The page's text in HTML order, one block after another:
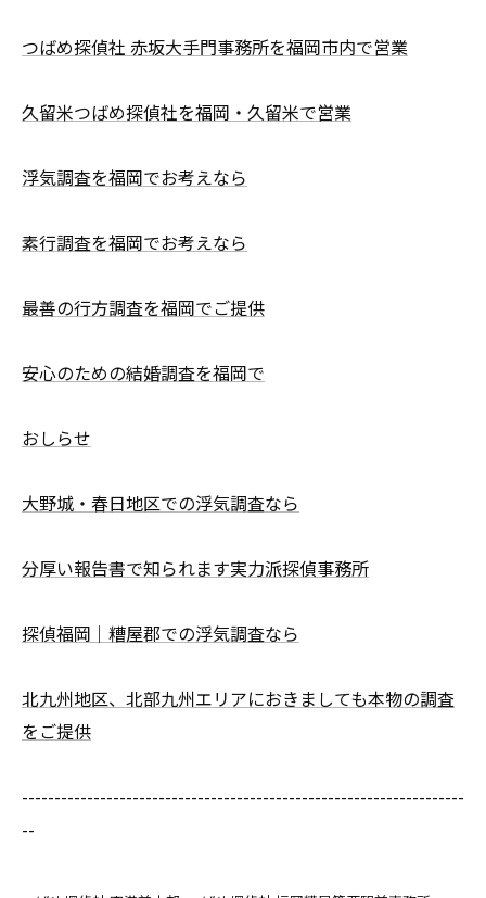
つばめ探偵社 赤坂大手門事務所を福岡市内で営業
久留米つばめ探偵社を福岡・久留米で営業
浮気調査を福岡でお考えなら
素行調査を福岡でお考えなら
最善の行方調査を福岡でご提供
安心のための結婚調査を福岡で
おしらせ
大野城・春日地区での浮気調査なら
分厚い報告書で知られます実力派探偵事務所
探偵福岡｜糟屋郡での浮気調査なら
北九州地区、北部九州エリアにおきましても本物の調査
をご提供
--------------------------------------------------------------------
--